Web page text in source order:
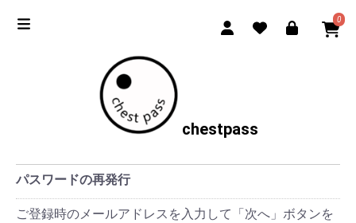
0
chestpass
パスワードの再発行
ご登録時のメールアドレスを入力して「次へ」ボタンを